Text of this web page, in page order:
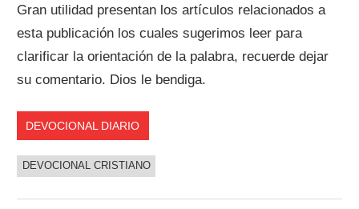
Gran utilidad presentan los artículos relacionados a
esta publicación los cuales sugerimos leer para
clarificar la orientación de la palabra, recuerde dejar
su comentario. Dios le bendiga.
DEVOCIONAL DIARIO
DEVOCIONAL CRISTIANO